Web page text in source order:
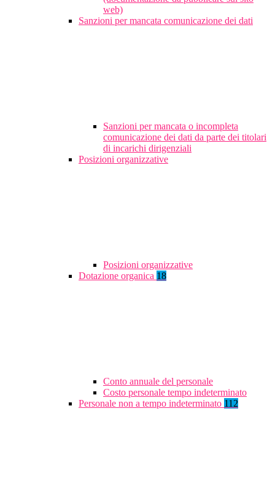
web)
Sanzioni per mancata comunicazione dei dati
Sanzioni per mancata o incompleta
comunicazione dei dati da parte dei titolari
di incarichi dirigenziali
Posizioni organizzative
Posizioni organizzative
Dotazione organica 18
Conto annuale del personale
Costo personale tempo indeterminato
Personale non a tempo indeterminato 112